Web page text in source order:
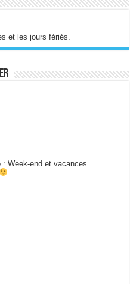
et les jours fériés.
Week-end et vacances.